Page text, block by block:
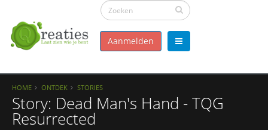
Aanmelden
HOME ONTDEK STORIES
Story: Dead Man's Hand - TQG
Resurrected